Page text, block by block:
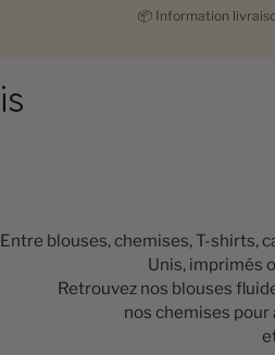
📦 Information
Entre blouses, chemises, T-shirts,
Unis, imprimés
Retrouvez nos blouses
nos chemises pour